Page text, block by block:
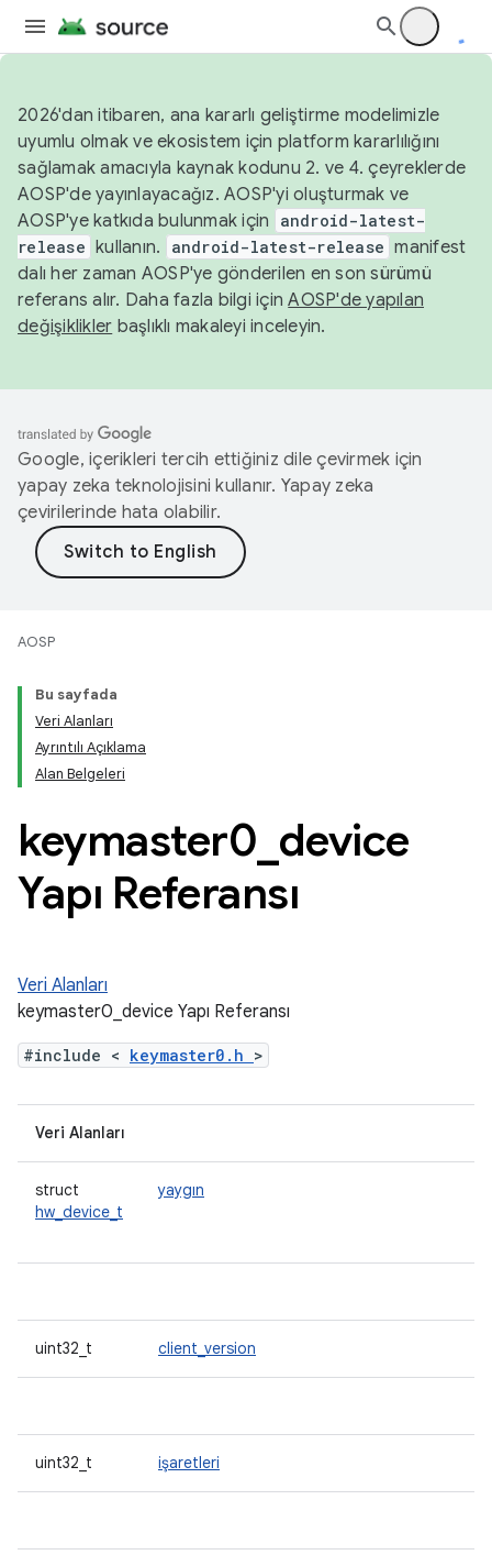
2026'dan itibaren, ana kararlı geliştirme modelimizle
uyumlu olmak ve ekosistem için platform kararlılığını
sağlamak amacıyla kaynak kodunu 2. ve 4. çeyreklerde
AOSP'de yayınlayacağız. AOSP'yi oluşturmak ve
AOSP'ye katkıda bulunmak için
android-latest-
release kullanın. android-latest-release manifest
dalı her zaman AOSP'ye gönderilen en son sürümü
referans alır. Daha fazla bilgi içinAOSP'de yapılan
değişiklikler başlıklı makaleyi inceleyin.
Google, içerikleri tercih ettiğiniz dile çevirmek için
yapay zeka teknolojisini kullanır. Yapay zeka
çevirilerinde hata olabilir.
AOSP
Bu sayfada
Veri Alanları
Ayrıntılı Açıklama
Alan Belgeleri
keymaster0 device
Yapı Referansı
Veri Alanları
keymaster0_device Yapı Referansı
#include < keymaster0.h >
Veri Alanları
struct
hw_device_t
yaygın
uint32_t client_version
uint32_t işaretleri